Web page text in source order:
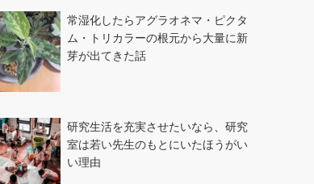
常湿化したらアグラオネマ・ピクタ
ム・トリカラーの根元から大量に新
芽が出てきた話
研究生活を充実させたいなら、研究
室は若い先生のもとにいたほうがい
い理由